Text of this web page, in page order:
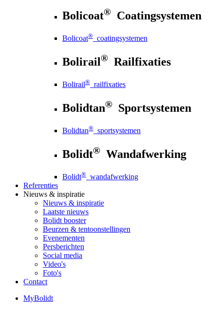
Bolicoat® Coatingsystemen
Bolicoat® coatingsystemen
Bolirail® Railfixaties
Bolirail® railfixaties
Bolidtan® Sportsystemen
Bolidtan® sportsystemen
Bolidt® Wandafwerking
Bolidt® wandafwerking
Referenties
Nieuws & inspiratie
Nieuws & inspiratie
Laatste nieuws
Bolidt booster
Beurzen & tentoonstellingen
Evenementen
Persberichten
Social media
Video's
Foto's
Contact
MyBolidt